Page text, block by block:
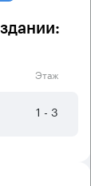
Этаж
1 - 3